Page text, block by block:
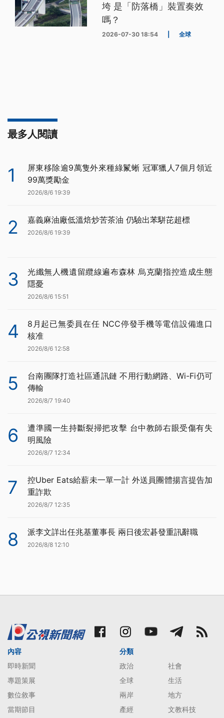
垮 是「防落橋」裝置奏效
嗎？
2026-07-30 18:54 全球
最多人閱讀
1
屏東移除逾9萬隻外來種綠鬣蜥 冠軍獵人7個月領近
99萬獎勵金
2026/8/6 19:39
2 嘉義麻油廠低溫焙炒苦茶油 仍驗出苯駢芘超標
2026/8/6 19:39
3
光纖無人機遺留纜線遍布森林 烏克蘭指控造成生態
隱憂
2026/8/6 15:51
4
8月起已無委員在任 NCC停發手機等電信設備進口
核准
2026/8/6 12:58
5
台南團隊打造社區通訊鏈 不用行動網路、Wi-Fi仍可
傳輸
2026/8/7 19:40
6
遭準國一生持斷裂掃把攻擊 台中教師右眼受傷有失
明風險
2026/8/7 12:34
7
控Uber Eats給薪未一單一計 外送員團體揚言提告加
重詐欺
2026/8/7 12:35
8 派李文詳出任兆基董事長 兩日後宏碁發重訊辭職
2026/8/8 12:10
內容
即時新聞
專題策展
數位敘事
當期節目
分類
政治
社會
全球
生活
兩岸
地方
產經
文教科技